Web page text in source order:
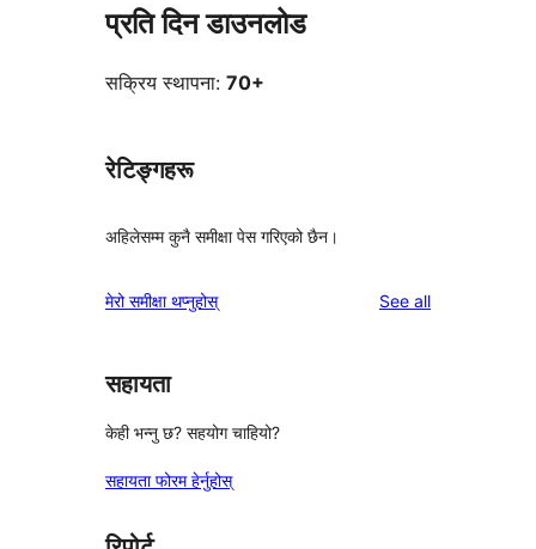
प्रति दिन डाउनलोड
सक्रिय स्थापना: 70+
रेटिङ्गहरू
अहिलेसम्म कुनै समीक्षा पेस गरिएको छैन।
मेरो समीक्षा थप्नुहोस् See allreviews
सहायता
केही भन्नु छ? सहयोग चाहियो?
सहायता फोरम हेर्नुहोस्